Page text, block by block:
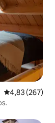
Gemiddelde
4,83 (267)